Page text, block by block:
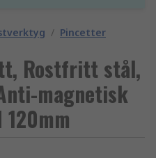
/ Pincetter
Rostfritt stål,
magnetisk
120mm